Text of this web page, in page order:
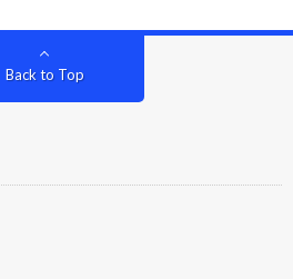
Back to Top